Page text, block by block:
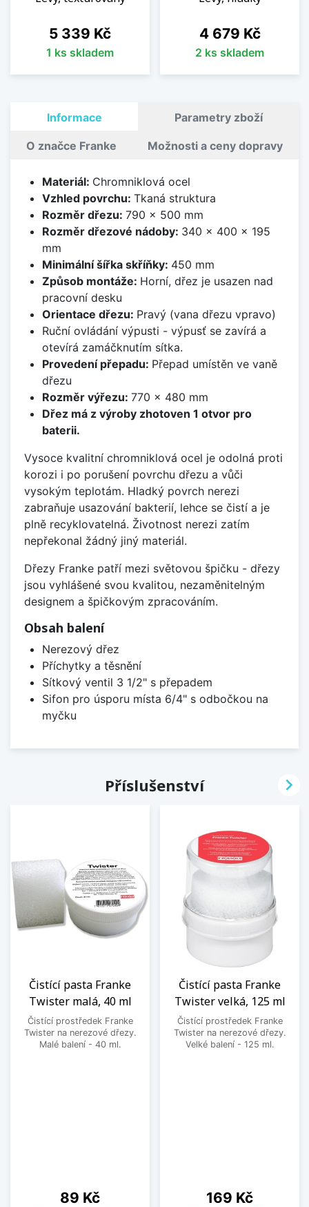
Cena
5 339 Kč
1 ks skladem
Cena
4 679 Kč
2 ks skladem
Informace Parametry zboží
O značce Franke Možnosti a ceny dopravy
Materiál: Chromniklová ocel
Vzhled povrchu: Tkaná struktura
Rozměr dřezu: 790 x 500 mm
Rozměr dřezové nádoby: 340 x 400 x 195
mm
Minimální šířka skříňky: 450 mm
Způsob montáže: Horní, dřez je usazen nad
pracovní desku
Orientace dřezu: Pravý (vana dřezu vpravo)
Ruční ovládání výpusti - výpusť se zavírá a
otevírá zamáčknutím sítka.
Provedení přepadu: Přepad umístěn ve vaně
dřezu
Rozměr výřezu: 770 x 480 mm
Dřez má z výroby zhotoven 1 otvor pro
baterii.
Vysoce kvalitní chromniklová ocel je odolná proti
korozi i po porušení povrchu dřezu a vůči
vysokým teplotám. Hladký povrch nerezi
zabraňuje usazování bakterií, lehce se čistí a je
plně recyklovatelná. Životnost nerezi zatím
nepřekonal žádný jiný materiál.
Dřezy Franke patří mezi světovou špičku - dřezy
jsou vyhlášené svou kvalitou, nezaměnitelným
designem a špičkovým zpracováním.
Obsah balení
Nerezový dřez
Příchytky a těsnění
Sítkový ventil 3 1/2" s přepadem
Sifon pro úsporu místa 6/4" s odbočkou na
myčku
Příslušenství
Čistící pasta Franke
Twister malá, 40 ml
Čistící prostředek Franke
Twister na nerezové dřezy.
Malé balení - 40 ml.
Cena
89 Kč
Čistící pasta Franke
Twister velká, 125 ml
Čistící prostředek Franke
Twister na nerezové dřezy.
Velké balení - 125 ml.
Cena
169 Kč
